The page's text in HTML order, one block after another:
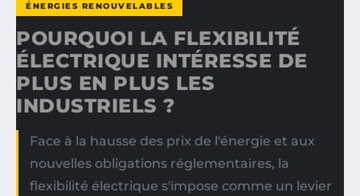
ÉNERGIES RENOUVELABLES
POURQUOI LA FLEXIBILITÉ
ÉLECTRIQUE INTÉRESSE DE
PLUS EN PLUS LES
INDUSTRIELS ?
Face à la hausse des prix de l'énergie et aux
nouvelles obligations réglementaires, la
flexibilité électrique s'impose comme un levier